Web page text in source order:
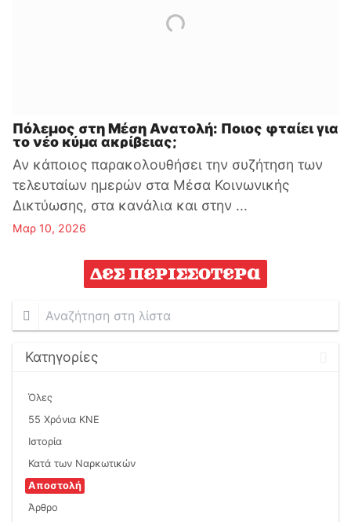
Πόλεμος στη Μέση Ανατολή: Ποιος φταίει για
το νέο κύμα ακρίβειας;
Αν κάποιος παρακολουθήσει την συζήτηση των
τελευταίων ημερών στα Μέσα Κοινωνικής
Δικτύωσης, στα κανάλια και στην ...
Μαρ 10, 2026
Δες περισσότερα
Αναζήτηση
στη
λίστα
Κατηγορίες
Όλες
55 Χρόνια ΚΝΕ
Ιστορία
Κατά των Ναρκωτικών
Αποστολή
Άρθρο